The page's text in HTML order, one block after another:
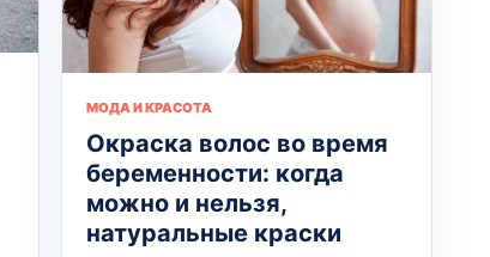
МОДА И КРАСОТА
Окраска волос во время
беременности: когда
можно и нельзя,
натуральные краски